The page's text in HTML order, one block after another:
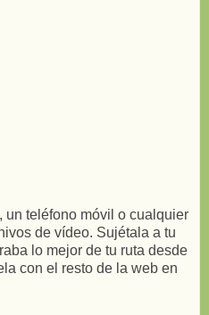
un teléfono móvil o cualquier
de vídeo. Sujétala a tu
lo mejor de tu ruta desde
con el resto de la web en